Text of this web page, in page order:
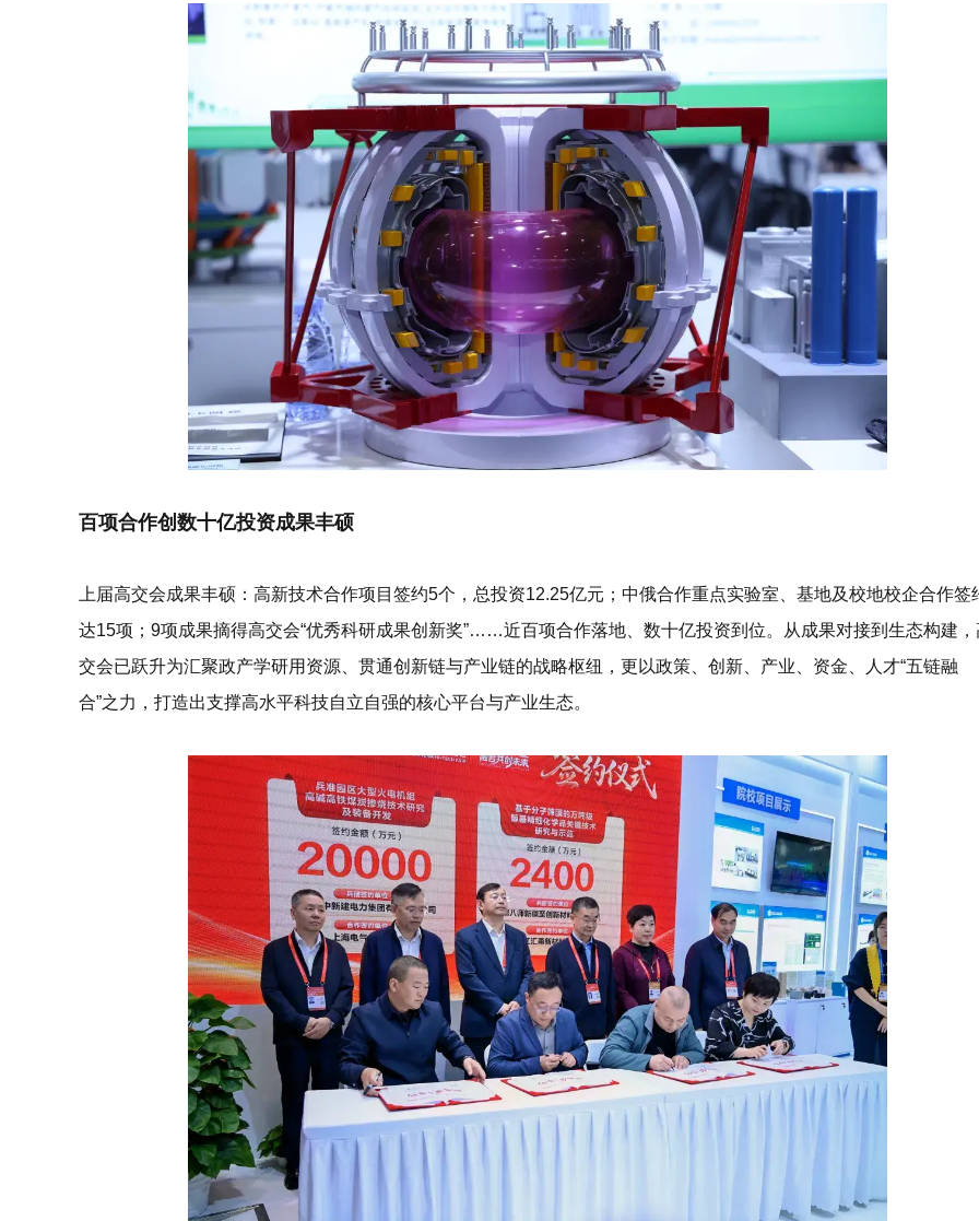
百项合作创数十亿投资成果丰硕
上届高交会成果丰硕：高新技术合作项目签约5个，总投资12.25亿元；中俄合作重点实验室、基地及校地校企合作签
达15项；9项成果摘得高交会“优秀科研成果创新奖”……近百项合作落地、数十亿投资到位。从成果对接到生态构建，
交会已跃升为汇聚政产学研用资源、贯通创新链与产业链的战略枢纽，更以政策、创新、产业、资金、人才“五链融
合”之力，打造出支撑高水平科技自立自强的核心平台与产业生态。